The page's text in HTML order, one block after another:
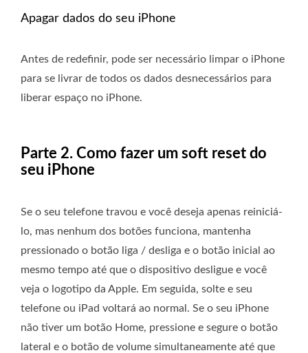
Apagar dados do seu iPhone
Antes de redefinir, pode ser necessário limpar o iPhone
para se livrar de todos os dados desnecessários para
liberar espaço no iPhone.
Parte 2. Como fazer um soft reset do
seu iPhone
Se o seu telefone travou e você deseja apenas reiniciá-
lo, mas nenhum dos botões funciona, mantenha
pressionado o botão liga / desliga e o botão inicial ao
mesmo tempo até que o dispositivo desligue e você
veja o logotipo da Apple. Em seguida, solte e seu
telefone ou iPad voltará ao normal. Se o seu iPhone
não tiver um botão Home, pressione e segure o botão
lateral e o botão de volume simultaneamente até que